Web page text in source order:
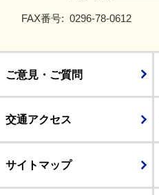
FAX番号: 0296-78-0612
ご意見・ご質問
交通アクセス
サイトマップ